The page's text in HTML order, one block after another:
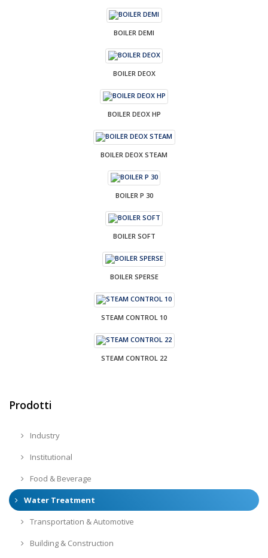
BOILER DEMI
BOILER DEOX
BOILER DEOX HP
BOILER DEOX STEAM
BOILER P 30
BOILER SOFT
BOILER SPERSE
STEAM CONTROL 10
STEAM CONTROL 22
Prodotti
Industry
Institutional
Food & Beverage
Water Treatment
Transportation & Automotive
Building & Construction